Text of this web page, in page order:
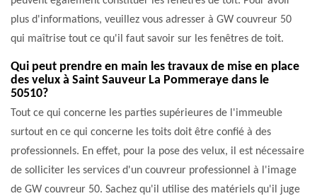
plus d'informations, veuillez vous adresser à GW couvreur 50
qui maîtrise tout ce qu'il faut savoir sur les fenêtres de toit.
Qui peut prendre en main les travaux de mise en place
des velux à Saint Sauveur La Pommeraye dans le
50510?
Tout ce qui concerne les parties supérieures de l'immeuble
surtout en ce qui concerne les toits doit être confié à des
professionnels. En effet, pour la pose des velux, il est nécessaire
de solliciter les services d'un couvreur professionnel à l'image
de GW couvreur 50. Sachez qu'il utilise des matériels qu'il juge